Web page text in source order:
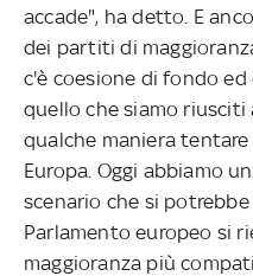
accade", ha detto. E
dei partiti di
c'è coesione di fondo ed
quello che siamo riusciti
qualche maniera
Europa. Oggi abbiamo
scenario che si
Parlamento europeo si
maggioranza più